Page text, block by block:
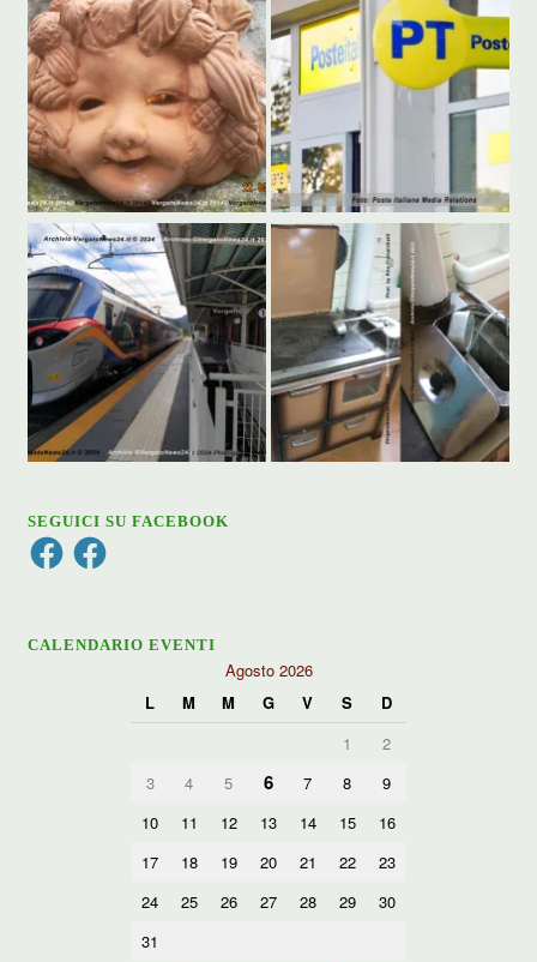
SEGUICI SU FACEBOOK
FacebookFacebook
CALENDARIO EVENTI
Agosto 2026
L
M M G V S
D
1
2
3
4 5 6 7 8
9
10
11 12 13 14 15
16
17
18 19 20 21 22
23
24
25 26 27 28 29
30
31